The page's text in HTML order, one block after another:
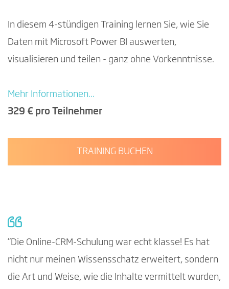
In diesem 4-stündigen Training lernen Sie, wie Sie
Daten mit Microsoft Power BI auswerten,
visualisieren und teilen - ganz ohne Vorkenntnisse.
Mehr Informationen...
329 € pro Teilnehmer
TRAINING BUCHEN
“Die Online-CRM-Schulung war echt klasse! Es hat
nicht nur meinen Wissensschatz erweitert, sondern
die Art und Weise, wie die Inhalte vermittelt wurden,